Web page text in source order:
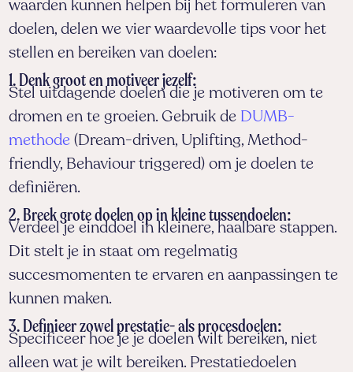
waarden kunnen helpen bij het formuleren van
doelen, delen we vier waardevolle tips voor het
stellen en bereiken van doelen:
1. Denk groot en motiveer jezelf:
Stel uitdagende doelen die je motiveren om te
dromen en te groeien. Gebruik de DUMB-
methode (Dream-driven, Uplifting, Method-
friendly, Behaviour triggered) om je doelen te
definiëren.
2. Breek grote doelen op in kleine tussendoelen:
Verdeel je einddoel in kleinere, haalbare stappen.
Dit stelt je in staat om regelmatig
succesmomenten te ervaren en aanpassingen te
kunnen maken.
3. Definieer zowel prestatie- als procesdoelen:
Specificeer hoe je je doelen wilt bereiken, niet
alleen wat je wilt bereiken. Prestatiedoelen